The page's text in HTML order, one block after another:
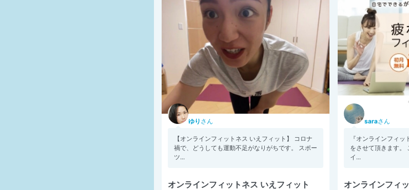
ゆり さん
【オンラインフィットネス いえフィット】 コロナ
禍で、どうしても運動不足がなりがちです。 スポー
ツ...
オンラインフィットネス いえフィット
saraさん
『オンラインフィ
をさせて頂きます。
イ...
オンラインフィ